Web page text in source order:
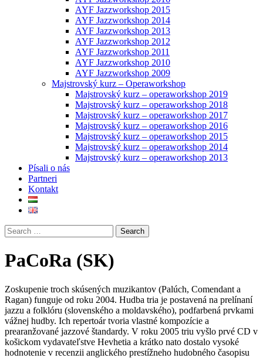
AYF Jazzworkshop 2015
AYF Jazzworkshop 2014
AYF Jazzworkshop 2013
AYF Jazzworkshop 2012
AYF Jazzworkshop 2011
AYF Jazzworkshop 2010
AYF Jazzworkshop 2009
Majstrovský kurz – Operaworkshop
Majstrovský kurz – operaworkshop 2019
Majstrovský kurz – operaworkshop 2018
Majstrovský kurz – operaworkshop 2017
Majstrovský kurz – operaworkshop 2016
Majstrovský kurz – operaworkshop 2015
Majstrovský kurz – operaworkshop 2014
Majstrovský kurz – operaworkshop 2013
Písali o nás
Partneri
Kontakt
PaCoRa (SK)
Zoskupenie troch skúsených muzikantov (Palúch, Comendant a
Ragan) funguje od roku 2004. Hudba tria je postavená na prelínaní
jazzu a folklóru (slovenského a moldavského), podfarbená prvkami
vážnej hudby. Ich repertoár tvoria vlastné kompozície a
prearanžované jazzové štandardy. V roku 2005 triu vyšlo prvé CD v
košickom vydavateľstve Hevhetia a krátko nato dostalo vysoké
hodnotenie v recenzii anglického prestížneho hudobného časopisu